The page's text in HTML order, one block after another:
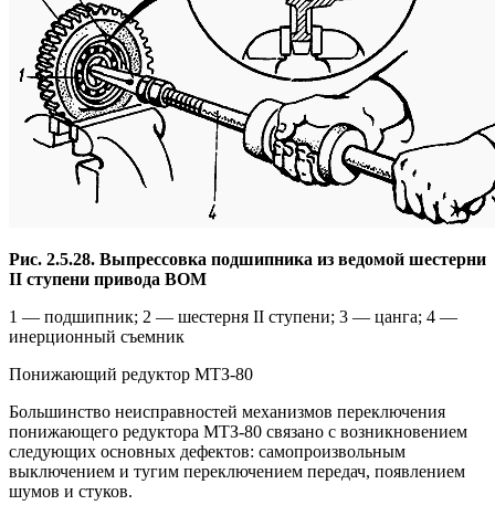
Рис. 2.5.28. Выпрессовка подшипника из ведомой шестерни
II ступени привода ВОМ
1 — подшипник; 2 — шестерня II ступени; 3 — цанга; 4 —
инерционный съемник
Понижающий редуктор МТЗ-80
Большинство неисправностей механизмов переключения
понижающего редуктора МТЗ-80 связано с возникновением
следующих основных дефектов: самопроизвольным
выключением и тугим переключением передач, появлением
шумов и стуков.